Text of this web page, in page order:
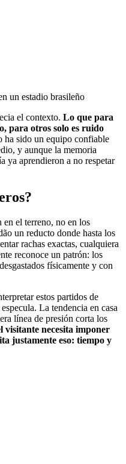
un estadio brasileño
el contexto. Lo que para
para otros solo es ruido
ha sido un equipo confiable
y aunque la memoria
ya aprendieron a no respetar
en el terreno, no en los
un reducto donde hasta los
rachas exactas, cualquiera
reconoce un patrón: los
físicamente y con
estos partidos de
La tendencia en casa
línea de presión corta los
visitante necesita imponer
justamente eso: tiempo y